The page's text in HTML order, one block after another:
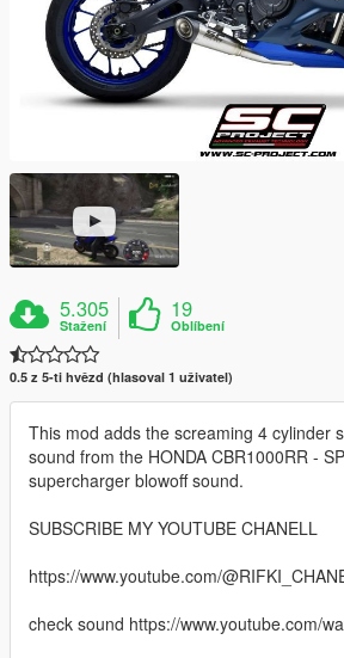
5.305
Stažení
19
Oblíbení
0.5 z 5-ti hvězd (hlasoval 1 uživatel)
This mod adds the screaming 4 cylinder
sound from the HONDA CBR1000RR -
supercharger blowoff sound.
SUBSCRIBE MY YOUTUBE CHANELL
https://www.youtube.com/
check sound https://www.youtube.com/